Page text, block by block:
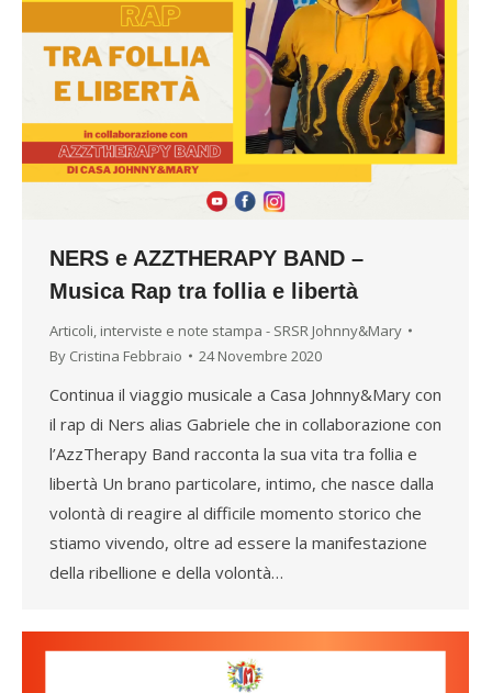
NERS e AZZTHERAPY BAND –
Musica Rap tra follia e libertà
Articoli, interviste e note stampa - SRSR Johnny&Mary
By Cristina Febbraio 24 Novembre 2020
Continua il viaggio musicale a Casa Johnny&Mary con
il rap di Ners alias Gabriele che in collaborazione con
l’AzzTherapy Band racconta la sua vita tra follia e
libertà Un brano particolare, intimo, che nasce dalla
volontà di reagire al difficile momento storico che
stiamo vivendo, oltre ad essere la manifestazione
della ribellione e della volontà…